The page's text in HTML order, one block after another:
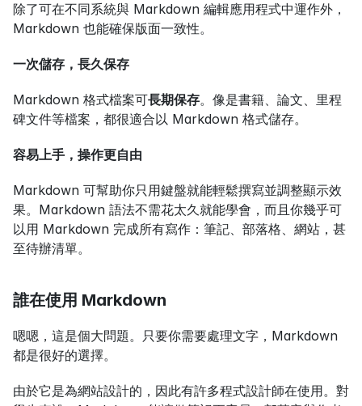
除了可在不同系統與 Markdown 編輯應用程式中運作外，
Markdown 也能確保版面一致性。
一次儲存，長久保存
Markdown 格式檔案可長期保存。像是書籍、論文、里程
碑文件等檔案，都很適合以 Markdown 格式儲存。
容易上手，操作更自由
Markdown 可幫助你只用鍵盤就能輕鬆撰寫並調整顯示效
果。Markdown 語法不需花太久就能學會，而且你幾乎可
以用 Markdown 完成所有寫作：筆記、部落格、網站，甚
至待辦清單。
誰在使用 Markdown
嗯嗯，這是個大問題。只要你需要處理文字，Markdown
都是很好的選擇。
由於它是為網站設計的，因此有許多程式設計師在使用。對